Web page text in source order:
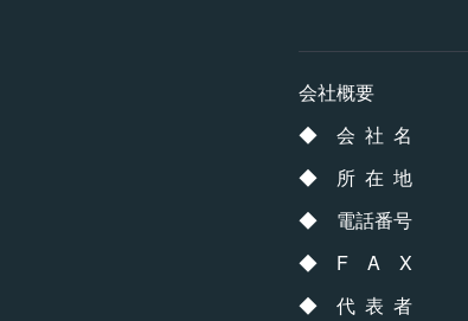
会社概要
◆ 会 社 名 株
◆ 所 在 地 兵庫
◆ 電話番号 （
◆ F A X （
◆ 代 表 者 代